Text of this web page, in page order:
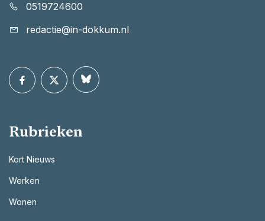
0519724600
redactie@in-dokkum.nl
Rubrieken
Kort Nieuws
Werken
Wonen